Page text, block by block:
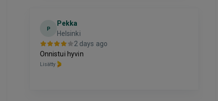
P
Pekka
Helsinki
2 days ago
Onnistui hyvin
Lisätty